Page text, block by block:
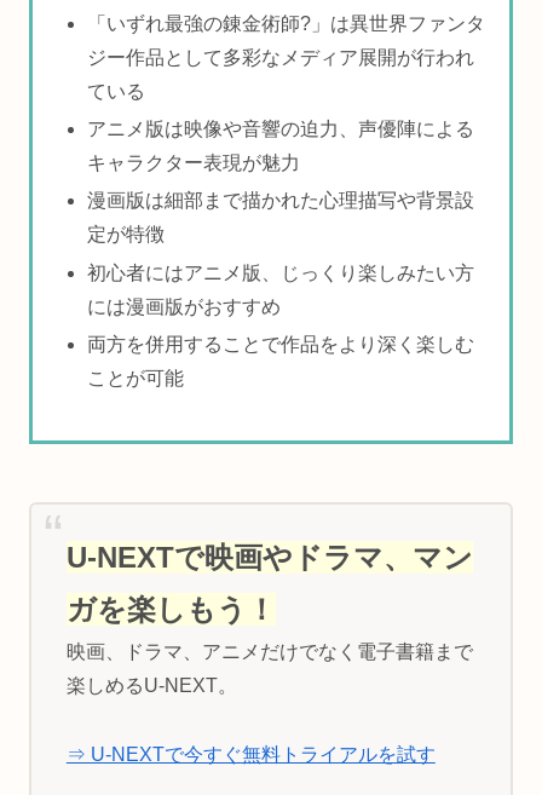
「いずれ最強の錬金術師?」は異世界ファンタ
ジー作品として多彩なメディア展開が行われ
ている
アニメ版は映像や音響の迫力、声優陣による
キャラクター表現が魅力
漫画版は細部まで描かれた心理描写や背景設
定が特徴
初心者にはアニメ版、じっくり楽しみたい方
には漫画版がおすすめ
両方を併用することで作品をより深く楽しむ
ことが可能
U-NEXTで映画やドラマ、マン
ガを楽しもう！
映画、ドラマ、アニメだけでなく電子書籍まで
楽しめるU-NEXT。
⇒ U-NEXTで今すぐ無料トライアルを試す